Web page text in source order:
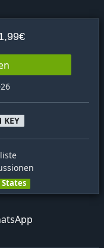
KEY